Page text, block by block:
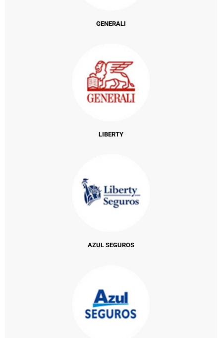
GENERALI
LIBERTY
AZUL SEGUROS